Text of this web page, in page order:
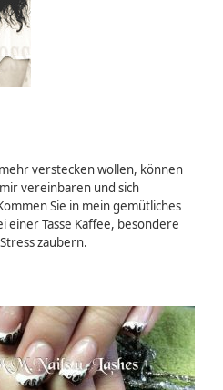
verstecken wollen, können
vereinbaren und sich
Sie in mein gemütliches
einer Tasse Kaffee, besondere
zaubern.